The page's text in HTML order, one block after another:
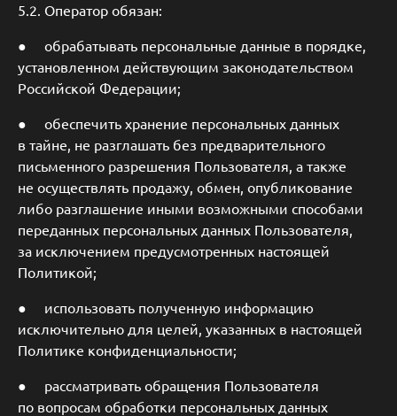
5.2. Оператор обязан:
● обрабатывать персональные данные в порядке,
установленном действующим законодательством
Российской Федерации;
● обеспечить хранение персональных данных
в тайне, не разглашать без предварительного
письменного разрешения Пользователя, а также
не осуществлять продажу, обмен, опубликование
либо разглашение иными возможными способами
переданных персональных данных Пользователя,
за исключением предусмотренных настоящей
Политикой;
● использовать полученную информацию
исключительно для целей, указанных в настоящей
Политике конфиденциальности;
● рассматривать обращения Пользователя
по вопросам обработки персональных данных